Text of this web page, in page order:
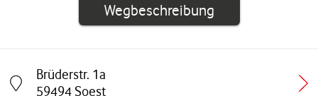
WegbeschreibungLink öffnet in
Brüderstr. 1a
59494 Soest
Link öffnet in einem neuen Tab